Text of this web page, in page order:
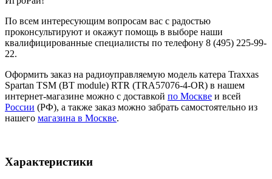
По всем интересующим вопросам вас с радостью
проконсультируют и окажут помощь в выборе наши
квалифицированные специалисты по телефону 8 (495) 225-99-
22.
Оформить заказ на радиоуправляемую модель катера Traxxas
Spartan TSM (BT module) RTR (TRA57076-4-OR) в нашем
интернет-магазине можно с доставкой по Москве и всей
России (РФ), а также заказ можно забрать самостоятельно из
нашего магазина в Москве.
Характеристики